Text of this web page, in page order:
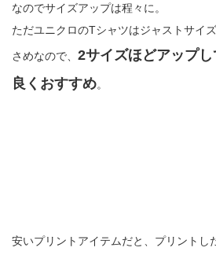
なのでサイズアップは程々に。
ただユニクロのTシャツはジャストサイ
さめなので、 2サイズほどアップ
良くおすすめ。
安いプリントアイテムだと、プリントし